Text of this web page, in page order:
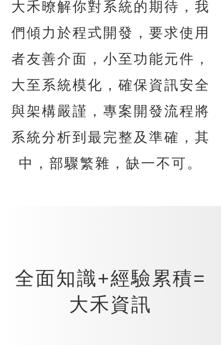
大禾暸解你對系統的期待，我
們傾力於程式開發，要求使用
者友善介面，小至功能元件，
大至系統模化，確保資訊安全
與架構嚴謹，專案開發流程將
系統分析到最完整及準確，其
中，部驟繁雜，缺一不可。
全面知識+經驗累積=
大禾資訊